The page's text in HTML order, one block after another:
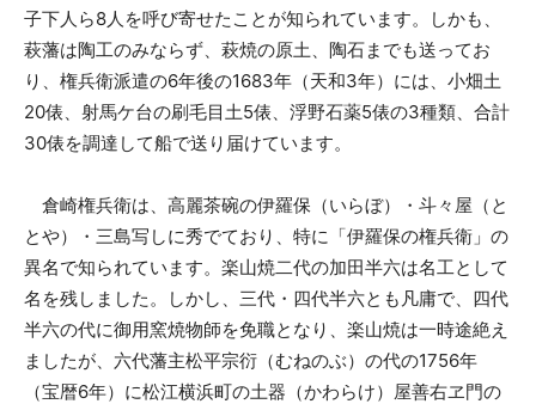
子下人ら8人を呼び寄せたことが知られています。しかも、
萩藩は陶工のみならず、萩焼の原土、陶石までも送ってお
り、権兵衛派遣の6年後の1683年（天和3年）には、小畑土
20俵、射馬ケ台の刷毛目土5俵、浮野石薬5俵の3種類、合計
30俵を調達して船で送り届けています。
倉崎権兵衛は、高麗茶碗の伊羅保（いらぼ）・斗々屋（と
とや）・三島写しに秀でており、特に「伊羅保の権兵衛」の
異名で知られています。楽山焼二代の加田半六は名工として
名を残しました。しかし、三代・四代半六とも凡庸で、四代
半六の代に御用窯焼物師を免職となり、楽山焼は一時途絶え
ましたが、六代藩主松平宗衍（むねのぶ）の代の1756年
（宝暦6年）に松江横浜町の土器（かわらけ）屋善右ヱ門の